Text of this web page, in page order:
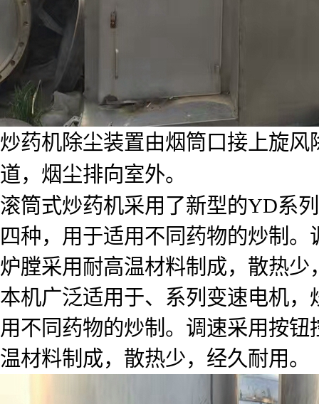
炒药机除尘装置由烟筒口接上旋
道，烟尘排向室外。
滚筒式炒药机采用了新型的YD系
四种，用于适用不同药物的炒制
炉膛采用耐高温材料制成，散热少
本机广泛适用于、系列变速电机
用不同药物的炒制。调速采用按
温材料制成，散热少，经久耐用。